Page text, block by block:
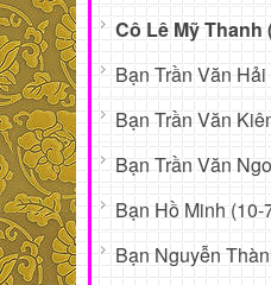
Cô Lê Mỹ Thanh
Bạn Trần Văn Hải
Bạn Trần Văn
Bạn Trần Văn
Bạn Hồ Minh (10-
Bạn Nguyễn